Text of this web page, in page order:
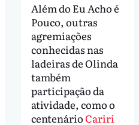
Além do Eu Acho é
Pouco, outras
agremiações
conhecidas nas
ladeiras de Olinda
também
participação da
atividade, como o
centenárioCariri